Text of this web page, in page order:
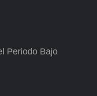
Periodo Bajo